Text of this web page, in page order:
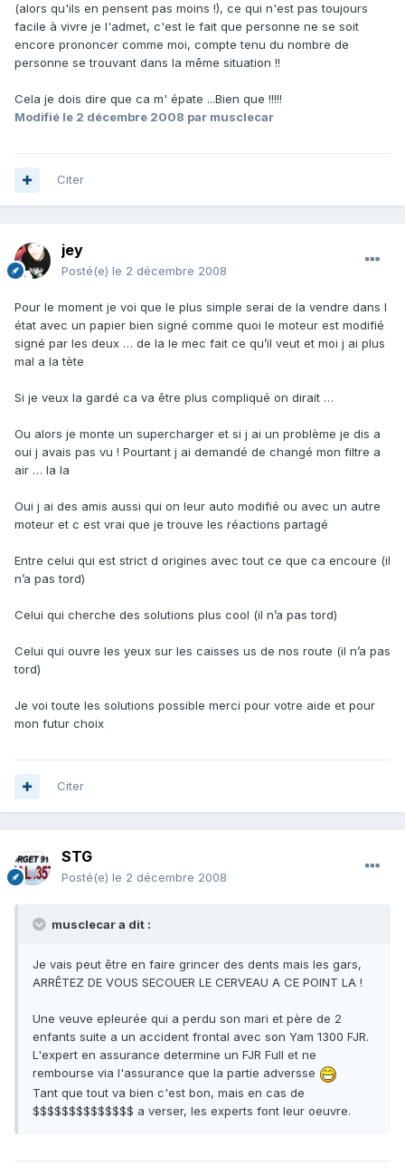
(alors qu'ils en pensent pas moins !), ce qui n'est pas toujours
facile à vivre je l'admet, c'est le fait que personne ne se soit
encore prononcer comme moi, compte tenu du nombre de
personne se trouvant dans la même situation !!
Cela je dois dire que ca m' épate ...Bien que !!!!!
Modifié le 2 décembre 2008 par musclecar
Citer
jey
Posté(e) le 2 décembre 2008
Pour le moment je voi que le plus simple serai de la vendre dans l
état avec un papier bien signé comme quoi le moteur est modifié
signé par les deux … de la le mec fait ce qu’il veut et moi j ai plus
mal a la tète
Si je veux la gardé ca va être plus compliqué on dirait …
Ou alors je monte un supercharger et si j ai un problème je dis a
oui j avais pas vu ! Pourtant j ai demandé de changé mon filtre a
air … la la
Oui j ai des amis aussi qui on leur auto modifié ou avec un autre
moteur et c est vrai que je trouve les réactions partagé
Entre celui qui est strict d origines avec tout ce que ca encoure (il
n’a pas tord)
Celui qui cherche des solutions plus cool (il n’a pas tord)
Celui qui ouvre les yeux sur les caisses us de nos route (il n’a pas
tord)
Je voi toute les solutions possible merci pour votre aide et pour
mon futur choix
Citer
STG
Posté(e) le 2 décembre 2008
musclecar a dit :
Je vais peut être en faire grincer des dents mais les gars,
ARRÊTEZ DE VOUS SECOUER LE CERVEAU A CE POINT LA !
Une veuve epleurée qui a perdu son mari et père de 2
enfants suite a un accident frontal avec son Yam 1300 FJR.
L'expert en assurance determine un FJR Full et ne
rembourse via l'assurance que la partie adversse
Tant que tout va bien c'est bon, mais en cas de
$$$$$$$$$$$$$$ a verser, les experts font leur oeuvre.